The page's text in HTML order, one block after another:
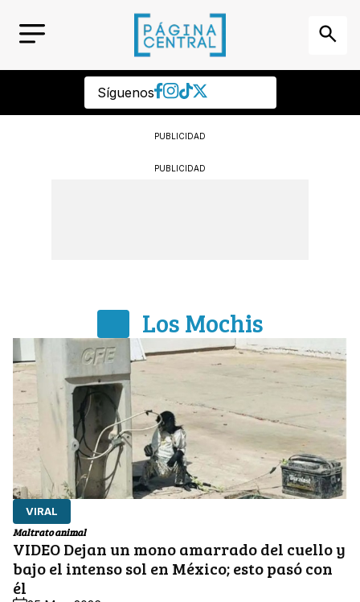
Síguenos
PUBLICIDAD
PUBLICIDAD
Los Mochis
VIRAL
Maltrato animal
VIDEO Dejan un mono amarrado del cuello y
bajo el intenso sol en México; esto pasó con
él